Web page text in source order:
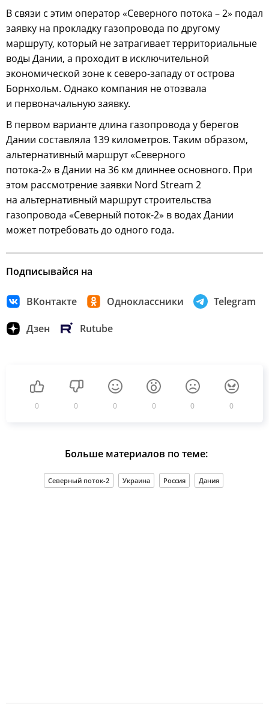
В связи с этим оператор «Северного потока – 2» подал
заявку на прокладку газопровода по другому
маршруту, который не затрагивает территориальные
воды Дании, а проходит в исключительной
экономической зоне к северо-западу от острова
Борнхольм. Однако компания не отозвала
и первоначальную заявку.
В первом варианте длина газопровода у берегов
Дании составляла 139 километров. Таким образом,
альтернативный маршрут «Северного
потока-2» в Дании на 36 км длиннее основного. При
этом рассмотрение заявки Nord Stream 2
на альтернативный маршрут строительства
газопровода «Северный поток-2» в водах Дании
может потребовать до одного года.
Подписывайся на
ВКонтакте Одноклассники Telegram
Дзен Rutube
0 0 0 0 0 0
Больше материалов по теме:
Северный поток-2 Украина Россия Дания